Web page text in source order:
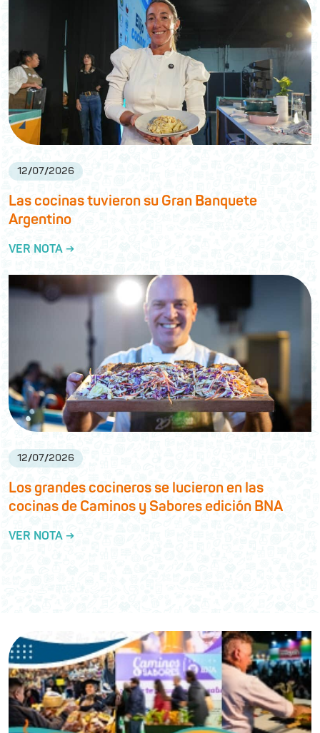
12/07/2026
Las cocinas tuvieron su Gran Banquete
Argentino
VER NOTA →
12/07/2026
Los grandes cocineros se lucieron en las
cocinas de Caminos y Sabores edición BNA
VER NOTA →